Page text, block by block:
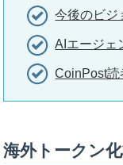
今後のビジ
AIエージェ
CoinPost読
海外トークン